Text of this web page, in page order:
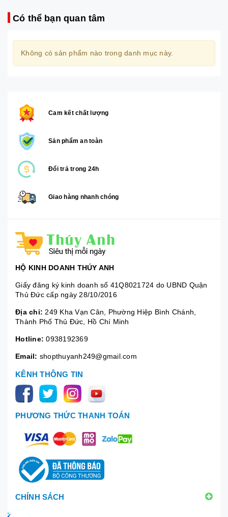
Có thể bạn quan tâm
Không có sản phẩm nào trong danh mục này.
Cam kết chất lượng
Sản phẩm an toàn
Đổi trả trong 24h
Giao hàng nhanh chóng
HỘ KINH DOANH THÚY ANH
Giấy đăng ký kinh doanh số 41Q8021724 do UBND Quận
Thủ Đức cấp ngày 28/10/2016
Địa chỉ: 249 Kha Vạn Cân, Phường Hiệp Bình Chánh,
Thành Phố Thủ Đức, Hồ Chí Minh
Hotline: 0938192369
Email: shopthuyanh249@gmail.com
KÊNH THÔNG TIN
PHƯƠNG THỨC THANH TOÁN
CHÍNH SÁCH